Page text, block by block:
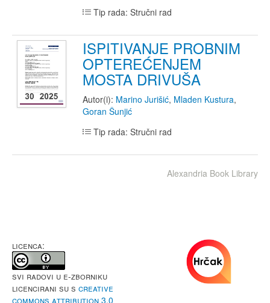
Tip rada: Stručni rad
ISPITIVANJE PROBNIM
OPTEREĆENJEM
MOSTA DRIVUŠA
Autor(i): Marino Jurišić, Mladen Kustura,
Goran Šunjić
Tip rada: Stručni rad
Alexandria Book Library
LICENCA:
Svi radovi u e-Zborniku
licencirani su s Creative
Commons Attribution 3.0